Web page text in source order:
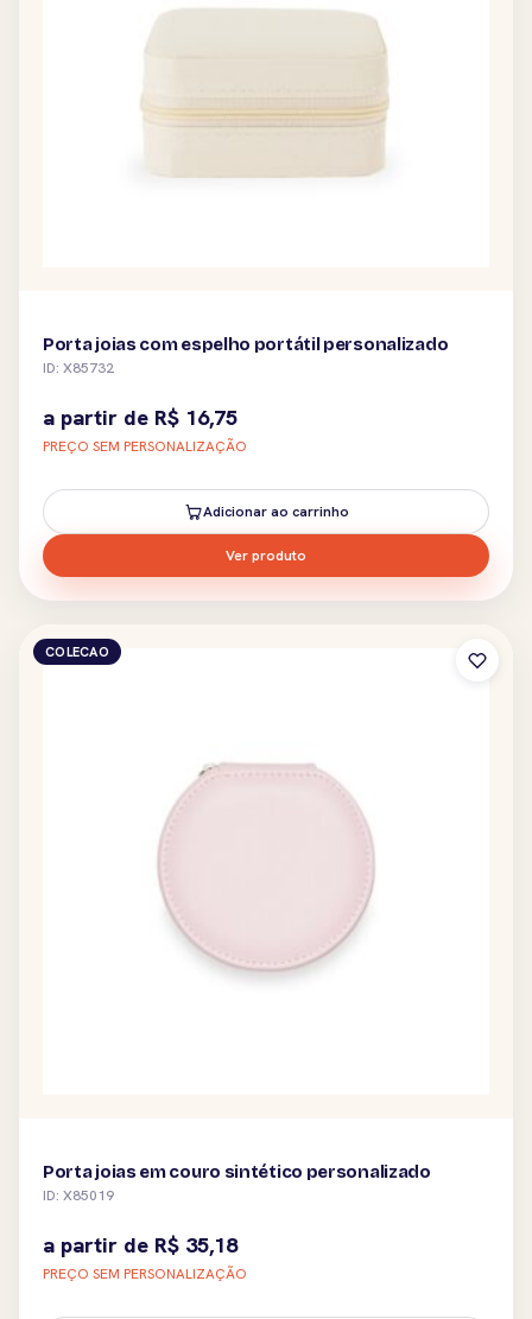
Porta joias com espelho portátil personalizado
ID: X85732
a partir de R$ 16,75
PREÇO SEM PERSONALIZAÇÃO
Adicionar ao carrinho
Ver produto
COLECAO
Porta joias em couro sintético personalizado
ID: X85019
a partir de R$ 35,18
PREÇO SEM PERSONALIZAÇÃO